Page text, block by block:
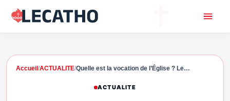
Accueil /ACTUALITE/Quelle est la vocation de l’Église ? Le…
ACTUALITE